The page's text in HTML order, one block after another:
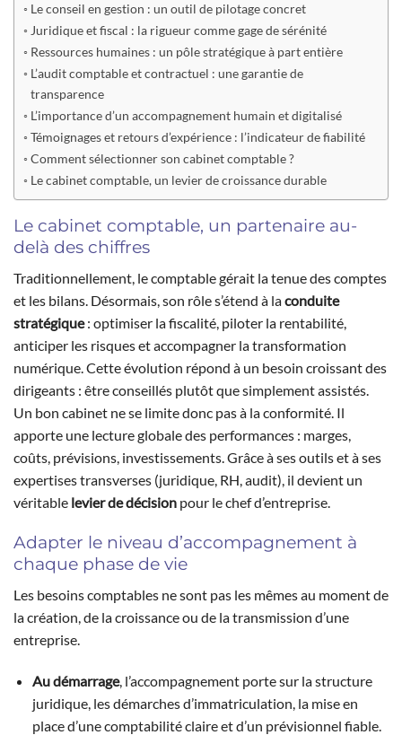
Le conseil en gestion : un outil de pilotage concret
Juridique et fiscal : la rigueur comme gage de sérénité
Ressources humaines : un pôle stratégique à part entière
L’audit comptable et contractuel : une garantie de
transparence
L’importance d’un accompagnement humain et digitalisé
Témoignages et retours d’expérience : l’indicateur de fiabilité
Comment sélectionner son cabinet comptable ?
Le cabinet comptable, un levier de croissance durable
Le cabinet comptable, un partenaire au-
delà des chiffres
Traditionnellement, le comptable gérait la tenue des comptes
et les bilans. Désormais, son rôle s’étend à laconduite
stratégique: optimiser la fiscalité, piloter la rentabilité,
anticiper les risques et accompagner la transformation
numérique. Cette évolution répond à un besoin croissant des
dirigeants : être conseillés plutôt que simplement assistés.
Un bon cabinet ne se limite donc pas à la conformité. Il
apporte une lecture globale des performances : marges,
coûts, prévisions, investissements. Grâce à ses outils et à ses
expertises transverses (juridique, RH, audit), il devient un
véritable levier de décision pour le chef d’entreprise.
Adapter le niveau d’accompagnement à
chaque phase de vie
Les besoins comptables ne sont pas les mêmes au moment de
la création, de la croissance ou de la transmission d’une
entreprise.
Au démarrage, l’accompagnement porte sur la structure
juridique, les démarches d’immatriculation, la mise en
place d’une comptabilité claire et d’un prévisionnel fiable.